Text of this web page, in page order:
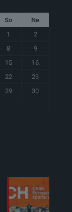
So
Ne
1
2
8
9
15
16
22
23
29
30